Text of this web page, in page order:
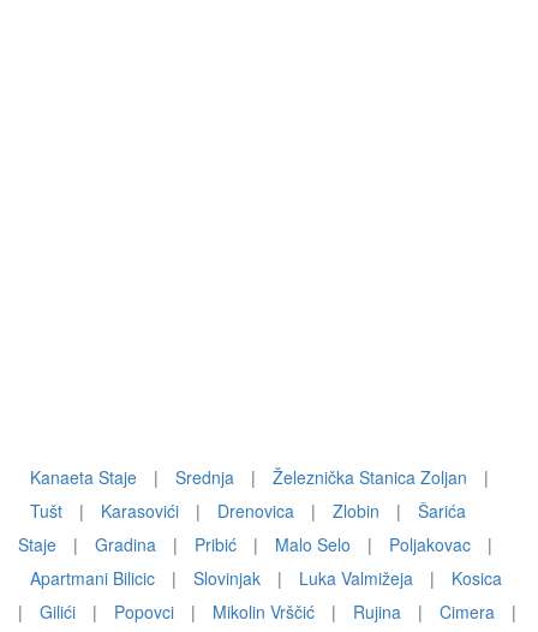
Kanaeta Staje | Srednja | Železnička Stanica Zoljan
|
Tušt
| Karasovići | Drenovica | Zlobin |
Šarića
Staje
| Gradina | Pribić | Malo Selo | Poljakovac
|
Apartmani Bilicic
| Slovinjak | Luka Valmižeja |
Kosica
|
Gilići | Popovci | Mikolin Vrščić | Rujina | Cimera
|